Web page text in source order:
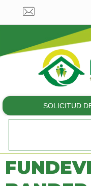
SOLICITUD